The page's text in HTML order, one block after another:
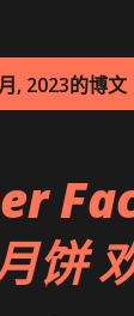
, 2023的博文
饼